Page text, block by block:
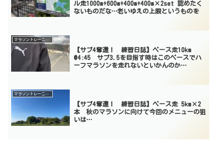
ル走1000m+600m+400m+400m×2set 認めたく
ないものだな…老いゆえの上限というものを
マラソントレーニング
【サブ4奪還！ 練習日誌】ペース走10km
@4:45 サブ3.5を目指す時はこのペースでハ
ーフマラソンを走れないといかんのか…
マラソントレーニング
【サブ4奪還！ 練習日誌】ペース走 5km×2
本 秋のマラソンに向けて今回のメニューの狙
いは…